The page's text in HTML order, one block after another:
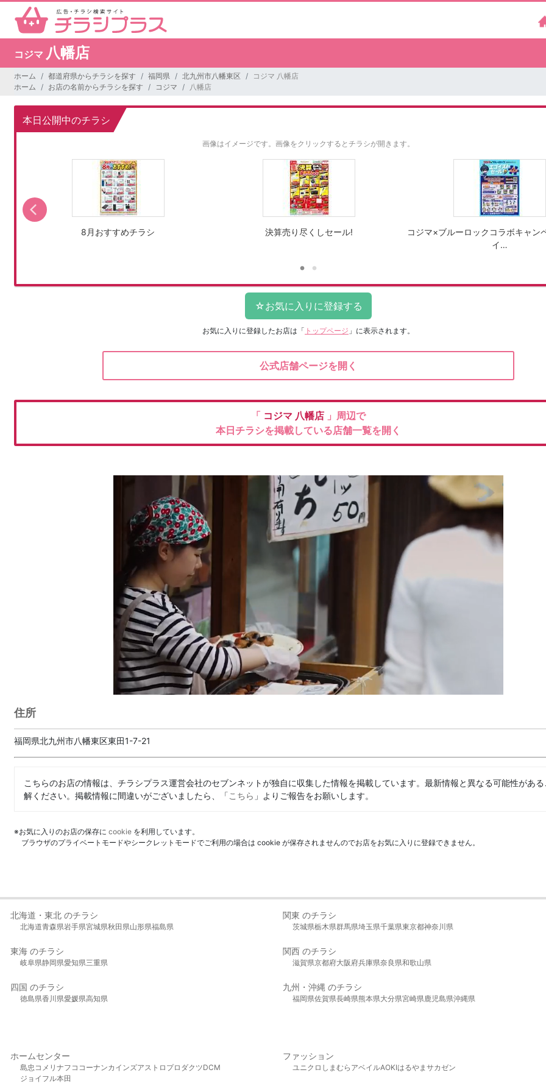
コジマ 八幡店
ホーム 都道府県からチラシを探す 福岡県 北九州市八幡東区
コジマ 八幡店
ホーム
お店の名前からチラシを探す コジマ 八幡店
本日公開中のチラシ
画像はイメージです。 画像をクリックするとチラシが開きます。
8月おすすめチラシ 決算売り尽くしセール!
コジマ×ブルーロックコラボキャン
イ…
お気に入りに登録したお店は 「 トップページ 」に表示されます。
公式店舗ページを開く
「 コジマ 八幡店 」周辺で
本日チラシを掲載している店舗一覧を開く
住所
福岡県北九州市八幡東区東田1-7-21
こちらのお店の情報は、チラシプラス運営会社のセブンネットが独自に収集した情報を掲載しています。最新情報と異なる可能性があ
解ください。掲載情報に間違いがございましたら、「こちら 」よりご報告をお願いします。
※お気に入りのお店の保存に cookie を利用しています。
ブラウザのプライベートモードやシークレットモードでご利用の場合は cookie が保存されませんのでお店をお気に入りに登録できません。
北海道・東北 のチラシ
北海道青森県岩手県宮城県秋田県山形県福島県
関東 のチラシ
茨城県栃木県群馬県埼玉県千葉県東京都神奈川県
東海 のチラシ
岐阜県静岡県愛知県三重県
関西 のチラシ
滋賀県京都府大阪府兵庫県奈良県和歌山県
四国 のチラシ
徳島県香川県愛媛県高知県
九州・沖縄 のチラシ
福岡県佐賀県長崎県熊本県大分県宮崎県鹿児島県沖縄県
ホームセンター
島忠 コメリ ナフコ コーナンカインズアストロプロダクツDCM
ジョイフル本田
ファッション
ユニクロ しまむら アベイルAOKIはるやま サカゼン